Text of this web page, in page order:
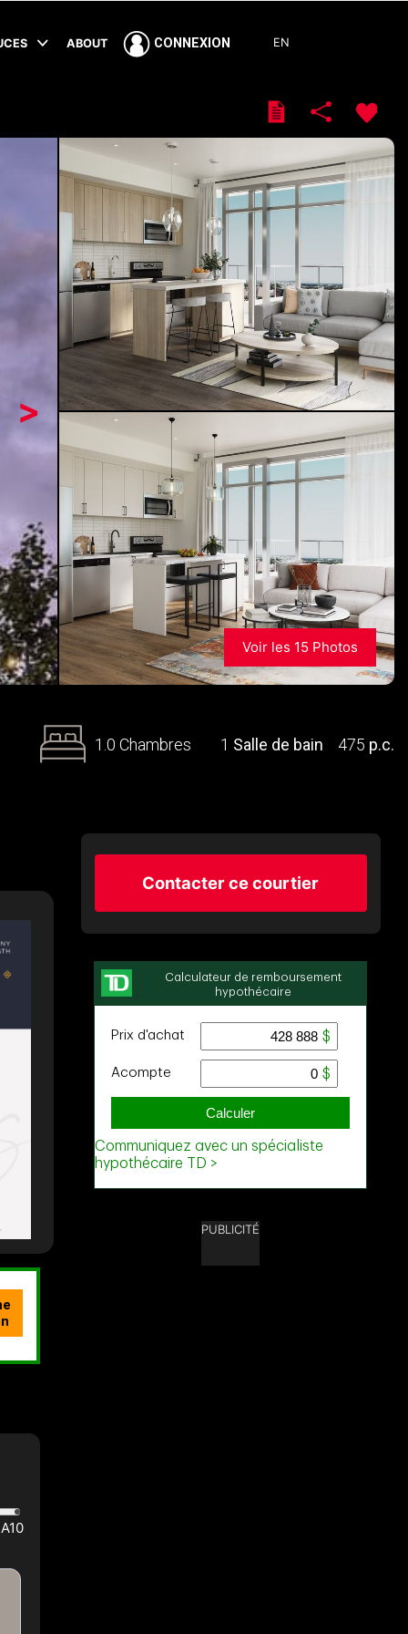
ABOUT CONNEXION EN
>
Voir les 15 Photos
1.0 Chambres 1 Salle de bain 475 p.c.
Contacter ce courtier
PUBLICITÉ